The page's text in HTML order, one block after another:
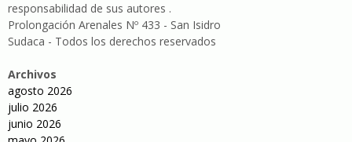
responsabilidad de sus autores .
Prolongación Arenales Nº 433 - San Isidro
Sudaca - Todos los derechos reservados
Archivos
agosto 2026
julio 2026
junio 2026